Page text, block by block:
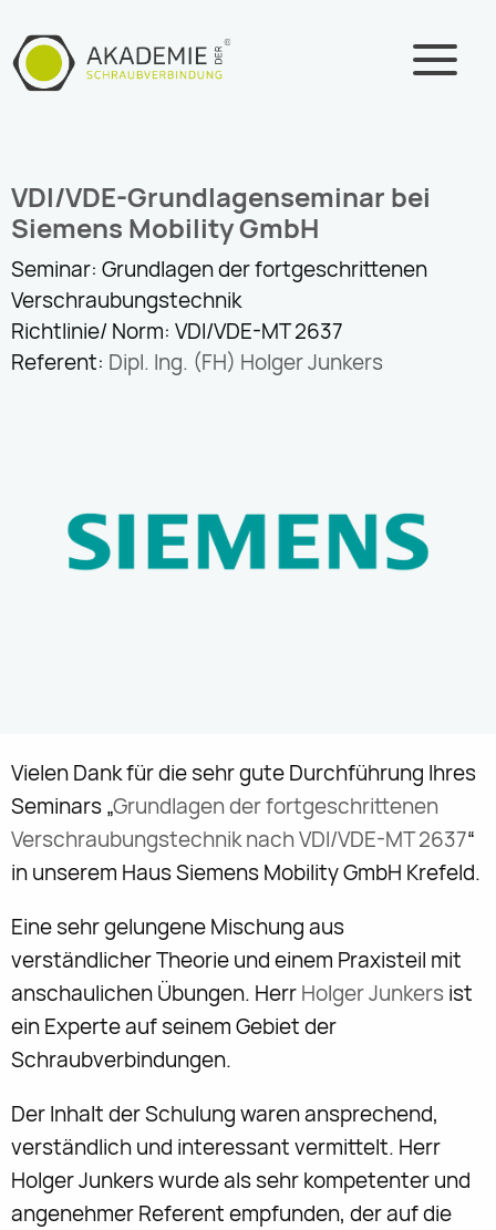
Inhalt
springen
VDI/VDE-Grundlagenseminar bei
Siemens Mobility GmbH
Seminar: Grundlagen der fortgeschrittenen
Verschraubungstechnik
Richtlinie/ Norm: VDI/VDE-MT 2637
Referent: Dipl. Ing. (FH) Holger Junkers
Vielen Dank für die sehr gute Durchführung Ihres
Seminars „Grundlagen der fortgeschrittenen
Verschraubungstechnik nach VDI/VDE-MT 2637“
in unserem Haus Siemens Mobility GmbH Krefeld.
Eine sehr gelungene Mischung aus
verständlicher Theorie und einem Praxisteil mit
anschaulichen Übungen. HerrHolger Junkersist
ein Experte auf seinem Gebiet der
Schraubverbindungen.
Der Inhalt der Schulung waren ansprechend,
verständlich und interessant vermittelt. Herr
Holger Junkers wurde als sehr kompetenter und
angenehmer Referent empfunden, der auf die